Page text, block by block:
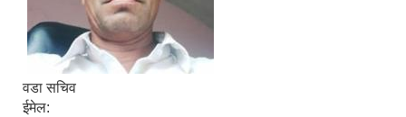
वडा सचिव
ईमेल: